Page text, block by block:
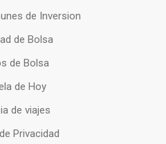
de Inversion
de Bolsa
de Bolsa
de Hoy
de viajes
Privacidad